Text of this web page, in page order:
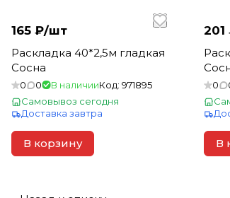
165 ₽/шт
Раскладка 40*2,5м гладкая
Сосна
0 0 В наличииКод: 971895
Самовывоз сегодня
Доставка завтра
В корзину
201
0
В